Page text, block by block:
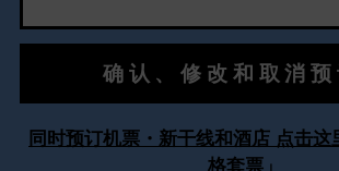
确认、修改和取消预
同时预订机票・新干线和酒店 点击这
格套票」